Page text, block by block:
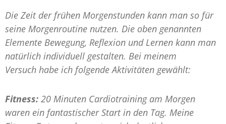
Die Zeit der frühen Morgenstunden kann man so für
seine Morgenroutine nutzen. Die oben genannten
Elemente Bewegung, Reflexion und Lernen kann man
natürlich individuell gestalten. Bei meinem
Versuch habe ich folgende Aktivitäten gewählt:
Fitness: 20 Minuten Cardiotraining am Morgen
waren ein fantastischer Start in den Tag. Meine